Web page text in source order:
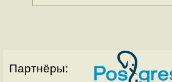
Партнёры: